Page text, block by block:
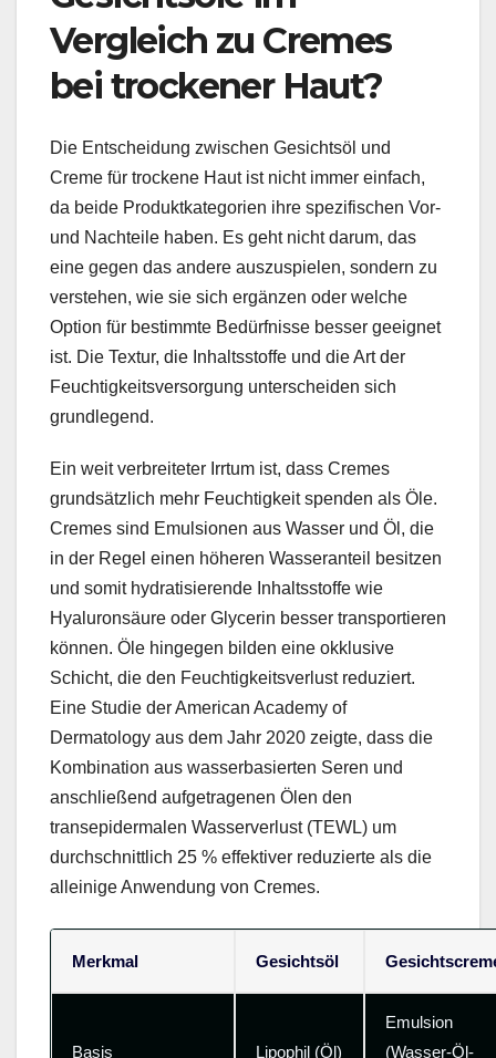
Vergleich zu Cremes
bei trockener Haut?
Die Entscheidung zwischen Gesichtsöl und
Creme für trockene Haut ist nicht immer einfach,
da beide Produktkategorien ihre spezifischen Vor-
und Nachteile haben. Es geht nicht darum, das
eine gegen das andere auszuspielen, sondern zu
verstehen, wie sie sich ergänzen oder welche
Option für bestimmte Bedürfnisse besser geeignet
ist. Die Textur, die Inhaltsstoffe und die Art der
Feuchtigkeitsversorgung unterscheiden sich
grundlegend.
Ein weit verbreiteter Irrtum ist, dass Cremes
grundsätzlich mehr Feuchtigkeit spenden als Öle.
Cremes sind Emulsionen aus Wasser und Öl, die
in der Regel einen höheren Wasseranteil besitzen
und somit hydratisierende Inhaltsstoffe wie
Hyaluronsäure oder Glycerin besser transportieren
können. Öle hingegen bilden eine okklusive
Schicht, die den Feuchtigkeitsverlust reduziert.
Eine Studie der American Academy of
Dermatology aus dem Jahr 2020 zeigte, dass die
Kombination aus wasserbasierten Seren und
anschließend aufgetragenen Ölen den
transepidermalen Wasserverlust (TEWL) um
durchschnittlich 25 % effektiver reduzierte als die
alleinige Anwendung von Cremes.
Merkmal Gesichtsöl
Basis Lipophil (Öl)
Emulsion
(Wasser-Öl-